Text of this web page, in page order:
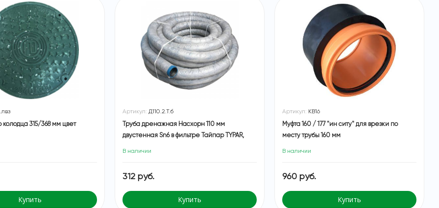
315/368 мм цвет
Купить
Артикул: Д110.2.Т.б
Труба дренажная Насхорн 110 мм
двустенная Sn6 в фильтре Тайпар TYPAR,
В наличии
312 руб.
Купить
Артикул: КВ16
Муфта 160 / 177 "ин ситу" для врезки по
месту трубы 160 мм
В наличии
960 руб.
Купить